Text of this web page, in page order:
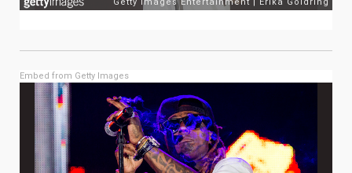
Embed from Getty Images